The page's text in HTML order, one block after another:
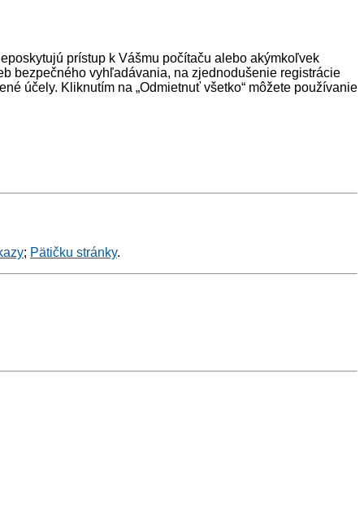
prístup k Vášmu počítaču alebo akýmkoľvek
bezpečného vyhľadávania, na zjednodušenie registrácie
účely. Kliknutím na „Odmietnuť všetko“ môžete používanie
; Pätičku stránky.